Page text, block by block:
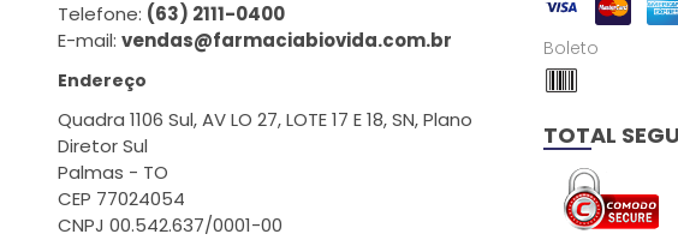
Telefone: (63) 2111-0400
E-mail:vendas@farmaciabiovida.com.br
Endereço
Quadra 1106 Sul, AV LO 27, LOTE 17 E 18, SN, Plano
Diretor Sul
Palmas - TO
CEP 77024054
CNPJ 00.542.637/0001-00
Boleto
TOTAL